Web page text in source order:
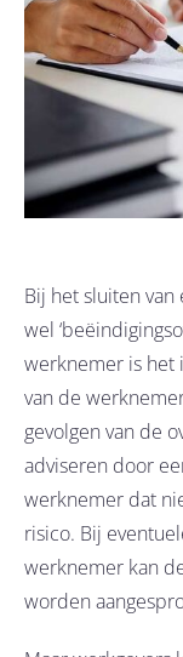
Bij het sluiten van
wel
werknemer is het
van de
gevolgen van de
adviseren door
werknemer dat
risico. Bij
werknemer kan
worden